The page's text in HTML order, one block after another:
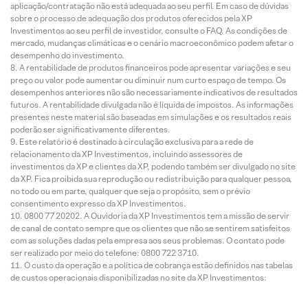
aplicação/contratação não está adequada ao seu perfil. Em caso de dúvidas
sobre o processo de adequação dos produtos oferecidos pela XP
Investimentos ao seu perfil de investidor, consulte o FAQ. As condições de
mercado, mudanças climáticas e o cenário macroeconômico podem afetar o
desempenho do investimento.
A rentabilidade de produtos financeiros pode apresentar variações e seu
preço ou valor pode aumentar ou diminuir num curto espaço de tempo. Os
desempenhos anteriores não são necessariamente indicativos de resultados
futuros. A rentabilidade divulgada não é líquida de impostos. As informações
presentes neste material são baseadas em simulações e os resultados reais
poderão ser significativamente diferentes.
Este relatório é destinado à circulação exclusiva para a rede de
relacionamento da XP Investimentos, incluindo assessores de
investimentos da XP e clientes da XP, podendo também ser divulgado no site
da XP. Fica proibida sua reprodução ou redistribuição para qualquer pessoa,
no todo ou em parte, qualquer que seja o propósito, sem o prévio
consentimento expresso da XP Investimentos.
0800 77 20202. A Ouvidoria da XP Investimentos tem a missão de servir
de canal de contato sempre que os clientes que não se sentirem satisfeitos
com as soluções dadas pela empresa aos seus problemas. O contato pode
ser realizado por meio do telefone: 0800 722 3710.
O custo da operação e a política de cobrança estão definidos nas tabelas
de custos operacionais disponibilizadas no site da XP Investimentos: